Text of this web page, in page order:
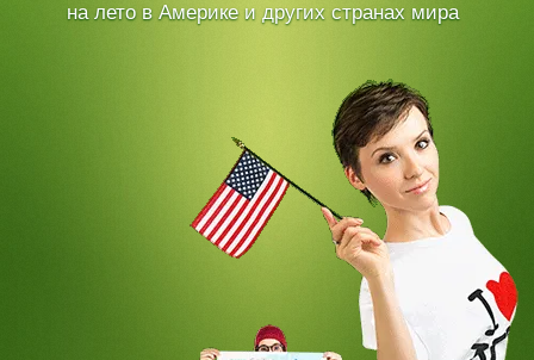
на лето в Америке и других странах мира